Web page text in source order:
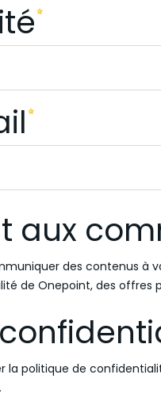
aux
des contenus à
de Onepoint, des
la politique de